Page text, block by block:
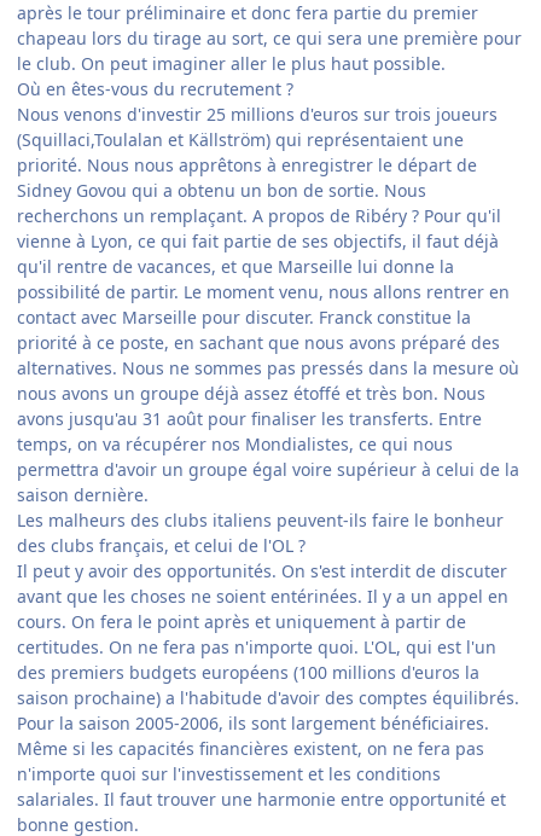
après le tour préliminaire et donc fera partie du premier
chapeau lors du tirage au sort, ce qui sera une première pour
le club. On peut imaginer aller le plus haut possible.
Où en êtes-vous du recrutement ?
Nous venons d'investir 25 millions d'euros sur trois joueurs
(Squillaci,Toulalan et Källström) qui représentaient une
priorité. Nous nous apprêtons à enregistrer le départ de
Sidney Govou qui a obtenu un bon de sortie. Nous
recherchons un remplaçant. A propos de Ribéry ? Pour qu'il
vienne à Lyon, ce qui fait partie de ses objectifs, il faut déjà
qu'il rentre de vacances, et que Marseille lui donne la
possibilité de partir. Le moment venu, nous allons rentrer en
contact avec Marseille pour discuter. Franck constitue la
priorité à ce poste, en sachant que nous avons préparé des
alternatives. Nous ne sommes pas pressés dans la mesure où
nous avons un groupe déjà assez étoffé et très bon. Nous
avons jusqu'au 31 août pour finaliser les transferts. Entre
temps, on va récupérer nos Mondialistes, ce qui nous
permettra d'avoir un groupe égal voire supérieur à celui de la
saison dernière.
Les malheurs des clubs italiens peuvent-ils faire le bonheur
des clubs français, et celui de l'OL ?
Il peut y avoir des opportunités. On s'est interdit de discuter
avant que les choses ne soient entérinées. Il y a un appel en
cours. On fera le point après et uniquement à partir de
certitudes. On ne fera pas n'importe quoi. L'OL, qui est l'un
des premiers budgets européens (100 millions d'euros la
saison prochaine) a l'habitude d'avoir des comptes équilibrés.
Pour la saison 2005-2006, ils sont largement bénéficiaires.
Même si les capacités financières existent, on ne fera pas
n'importe quoi sur l'investissement et les conditions
salariales. Il faut trouver une harmonie entre opportunité et
bonne gestion.